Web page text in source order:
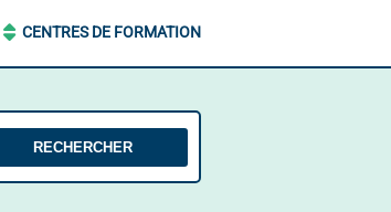
CENTRES DE FORMATION
RECHERCHER